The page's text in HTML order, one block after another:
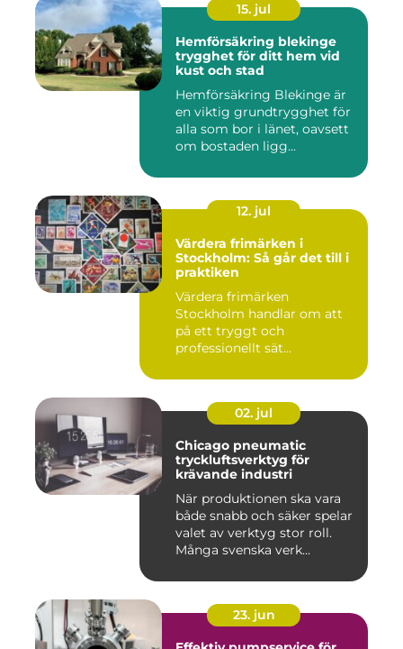
15. jul
Hemförsäkring blekinge
trygghet för ditt hem vid
kust och stad
Hemförsäkring Blekinge är
en viktig grundtrygghet för
alla som bor i länet, oavsett
om bostaden ligg...
12. jul
Värdera frimärken i
Stockholm: Så går det till i
praktiken
Värdera frimärken
Stockholm handlar om att
på ett tryggt och
professionellt sät...
02. jul
Chicago pneumatic
tryckluftsverktyg för
krävande industri
När produktionen ska vara
både snabb och säker spelar
valet av verktyg stor roll.
Många svenska verk...
23. jun